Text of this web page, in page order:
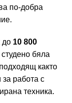
по-добра
до 10 800
бяла
както
за работа с
техника.